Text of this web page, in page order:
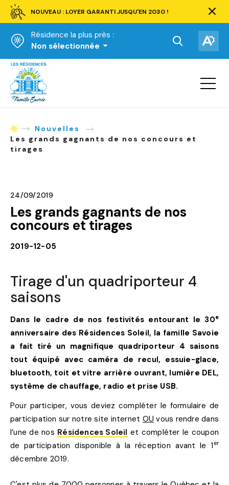
NOUVEAU : LOYER GARANTI JUSQU'EN 2030 !
barre
Résidence la plus près :
Non sélectionnée
Ouvrir
la
recherche.
la
Accueil
Ouvrir
la
AccueilNouvelles
Les grands gagnants de nos concours et
tirages
24/09/2019
Les grands gagnants de nos
concours et tirages
2019-12-05
Tirage d'un quadriporteur 4
saisons
Dans le cadre de nos festivités entourant le 30e
anniversaire des Résidences Soleil, la famille Savoie
a fait tiré un magnifique quadriporteur 4 saisons
tout équipé avec caméra de recul, essuie-glace,
bluetooth, toit et vitre arrière ouvrant, lumière DEL,
système de chauffage, radio et prise USB.
Pour participer, vous deviez compléter le formulaire de
participation sur notre site internet OU vous rendre dans
l’une de nos Résidences Soleil et compléter le coupon
de participation disponible à la réception avant le 1 er
décembre 2019.